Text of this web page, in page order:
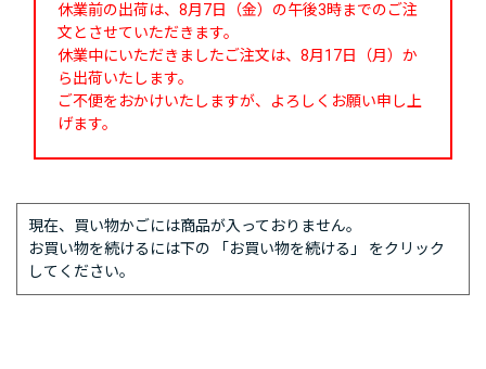
休業前の出荷は、8月7日（金）の午後3時までのご注
文とさせていただきます。
休業中にいただきましたご注文は、8月17日（月）か
ら出荷いたします。
ご不便をおかけいたしますが、よろしくお願い申し上
げます。
現在、買い物かごには商品が入っておりません。
お買い物を続けるには下の 「お買い物を続ける」 をクリック
してください。